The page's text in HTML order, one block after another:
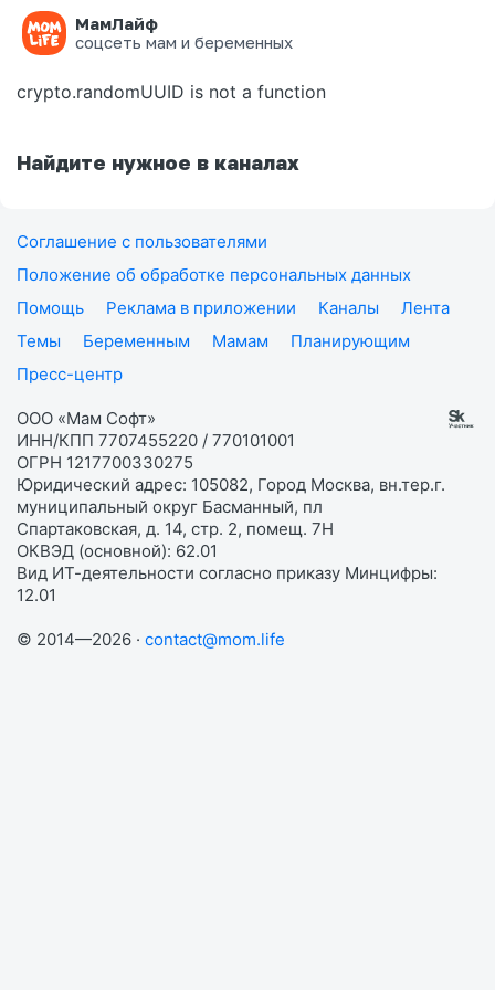
МамЛайф
соцсеть мам и беременных
Ошибка на странице
crypto.randomUUID is not a function
Найдите нужное в каналах
Соглашение с пользователями
Положение об обработке персональных данных
Помощь
Реклама в приложении Каналы
Лента
Темы
Беременным Мамам
Планирующим
Пресс-центр
ООО «Мам Софт»
ИНН/КПП 7707455220 / 770101001
ОГРН 1217700330275
Юридический адрес: 105082, Город Москва, вн.тер.г.
муниципальный округ Басманный, пл
Спартаковская, д. 14, стр. 2, помещ. 7Н
ОКВЭД (основной): 62.01
Вид ИТ-деятельности согласно приказу Минцифры:
12.01
© 2014—2026 · contact@mom.life